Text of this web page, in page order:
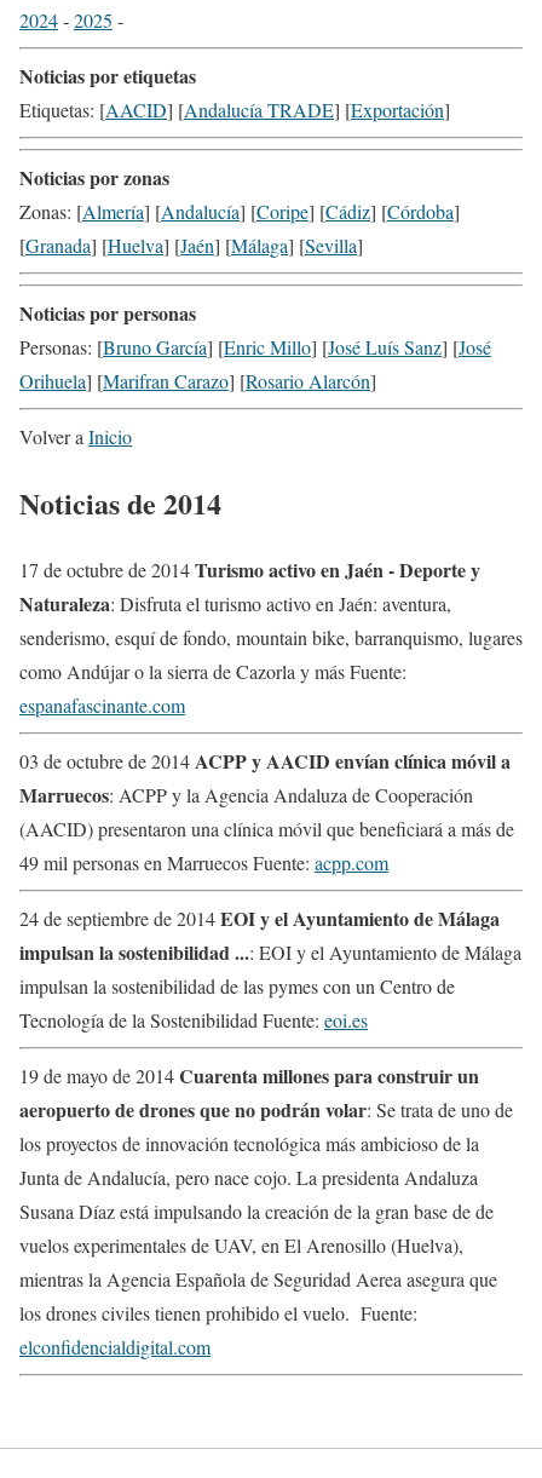
2024-2025 -
Noticias por etiquetas
Etiquetas: [AACID] [Andalucía TRADE] [Exportación]
Noticias por zonas
Zonas: [Almería] [Andalucía] [Coripe] [Cádiz] [Córdoba]
[Granada] [Huelva] [Jaén] [Málaga] [Sevilla]
Noticias por personas
Personas: [Bruno García] [Enric Millo] [José Luís Sanz] [José
Orihuela] [Marifran Carazo] [Rosario Alarcón]
Volver a Inicio
Noticias de 2014
17 de octubre de 2014Turismo activo en Jaén - Deporte y
Naturaleza: Disfruta el turismo activo en Jaén: aventura,
senderismo, esquí de fondo, mountain bike, barranquismo, lugares
como Andújar o la sierra de Cazorla y más Fuente:
espanafascinante.com
03 de octubre de 2014ACPP y AACID envían clínica móvil a
Marruecos: ACPP y la Agencia Andaluza de Cooperación
(AACID) presentaron una clínica móvil que beneficiará a más de
49 mil personas en Marruecos Fuente: acpp.com
24 de septiembre de 2014EOI y el Ayuntamiento de Málaga
impulsan la sostenibilidad ...: EOI y el Ayuntamiento de Málaga
impulsan la sostenibilidad de las pymes con un Centro de
Tecnología de la Sostenibilidad Fuente: eoi.es
19 de mayo de 2014Cuarenta millones para construir un
aeropuerto de drones que no podrán volar: Se trata de uno de
los proyectos de innovación tecnológica más ambicioso de la
Junta de Andalucía, pero nace cojo. La presidenta Andaluza
Susana Díaz está impulsando la creación de la gran base de de
vuelos experimentales de UAV, en El Arenosillo (Huelva),
mientras la Agencia Española de Seguridad Aerea asegura que
los drones civiles tienen prohibido el vuelo. Fuente:
elconfidencialdigital.com